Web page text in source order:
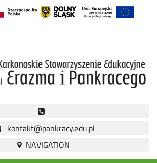
kontakt@pankracy.edu.pl